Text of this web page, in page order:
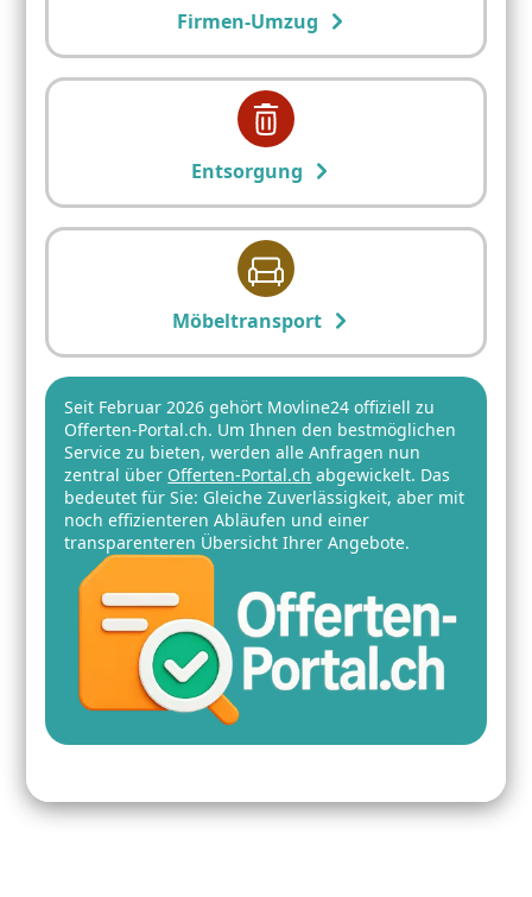
Firmen-Umzug
Entsorgung
Möbeltransport
Seit Februar 2026 gehört Movline24 offiziell zu
Offerten-Portal.ch. Um Ihnen den bestmöglichen
Service zu bieten, werden alle Anfragen nun
zentral über Offerten-Portal.ch abgewickelt. Das
bedeutet für Sie: Gleiche Zuverlässigkeit, aber mit
noch effizienteren Abläufen und einer
transparenteren Übersicht Ihrer Angebote.